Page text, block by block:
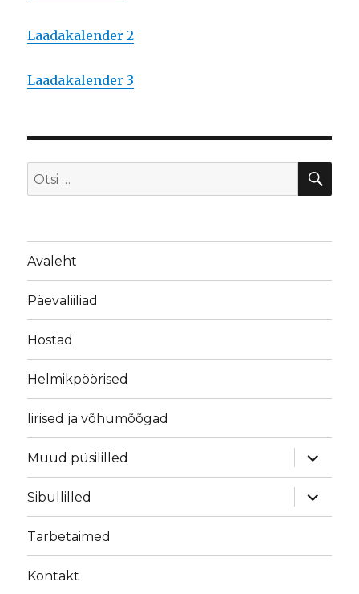
Laadakalender 2
Laadakalender 3
Otsi:
Avaleht
Päevaliiliad
Hostad
Helmikpöörised
Iirised ja võhumõõgad
Muud püsililled
laienda
Sibullilled
laienda
Tarbetaimed
Kontakt